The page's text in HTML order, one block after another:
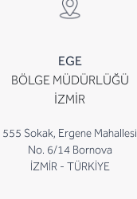
EGE
BÖLGE MÜDÜRLÜĞÜ
İZMİR
555 Sokak, Ergene Mahallesi
No. 6/14 Bornova
İZMİR - TÜRKİYE